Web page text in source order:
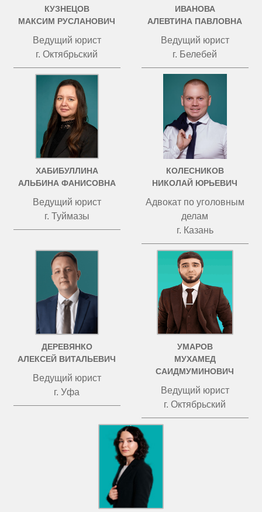
КУЗНЕЦОВ
МАКСИМ РУСЛАНОВИЧ
Ведущий юрист
г. Октябрьский
ИВАНОВА
АЛЕВТИНА ПАВЛОВНА
Ведущий юрист
г. Белебей
ХАБИБУЛЛИНА
АЛЬБИНА ФАНИСОВНА
Ведущий юрист
г. Туймазы
КОЛЕСНИКОВ
НИКОЛАЙ ЮРЬЕВИЧ
Адвокат по уголовным
делам
г. Казань
ДЕРЕВЯНКО
АЛЕКСЕЙ ВИТАЛЬЕВИЧ
Ведущий юрист
г. Уфа
УМАРОВ
МУХАМЕД
САИДМУМИНОВИЧ
Ведущий юрист
г. Октябрьский